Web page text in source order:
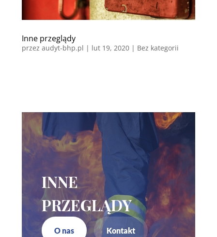
Inne przeglądy
przez audyt-bhp.pl | lut 19, 2020| Bez kategorii
INNE
PRZEGLĄDY
O nas Kontakt